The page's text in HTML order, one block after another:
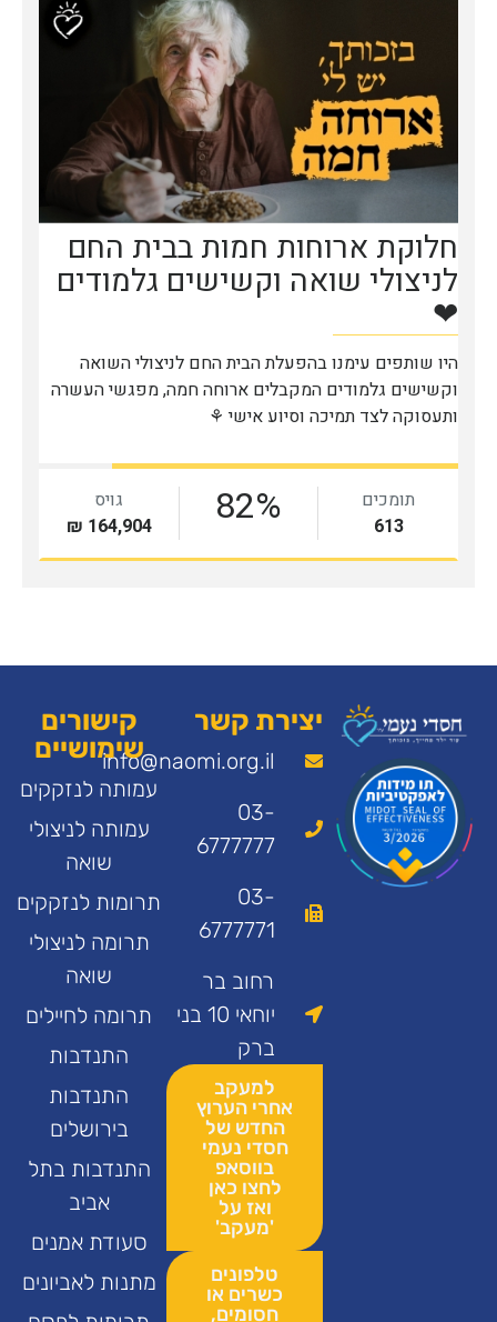
יצירת קשר
info@naomi.org.il
03-
6777777
03-
6777771
רחוב בר
יוחאי 10 בני
ברק
למעקב
אחרי הערוץ
החדש של
חסדי נעמי
בווסאפ
לחצו כאן
ואז על
'מעקב'
טלפונים
כשרים או
חסומים,
קישורים
שימושיים
עמותה לנזקקים
עמותה לניצולי
שואה
תרומות לנזקקים
תרומה לניצולי
שואה
תרומה לחיילים
התנדבות
התנדבות
בירושלים
התנדבות בתל
אביב
סעודת אמנים
מתנות לאביונים